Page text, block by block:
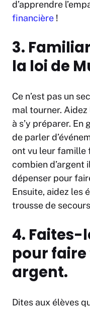
d’apprendre
financière !
3.
la loi de
Ce n’est pas un
mal tourner.
à s’y préparer. En
de parler
ont vu leur famille
combien d’argent
dépenser pour
Ensuite, aidez les
trousse de
4. Faites-
pour
argent.
Dites aux élèves